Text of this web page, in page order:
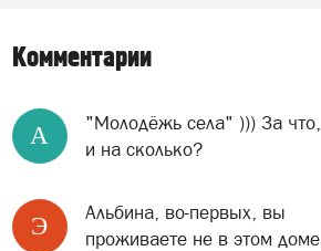
Комментарии
A
"Молодёжь села" ))) За что,
и на сколько?
Э
Альбина, во-первых, вы
проживаете не в этом доме,